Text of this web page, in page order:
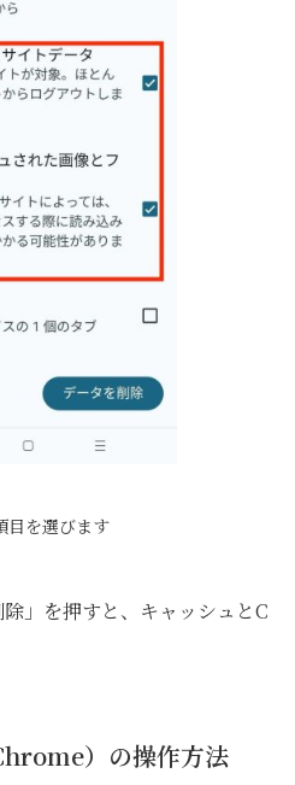
目を選びます
」を押すと、キャッシュとC
）の操作方法